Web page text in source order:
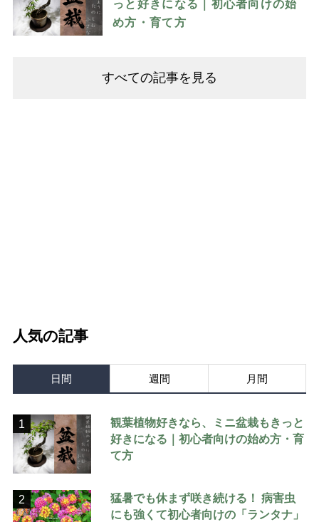
っと好きになる｜初心者向けの始
め方・育て方
すべての記事を見る
人気の記事
日間 週間 月間
1
観葉植物好きなら、ミニ盆栽もきっと
好きになる｜初心者向けの始め方・育
て方
2
猛暑でも休まず咲き続ける！ 病害虫
にも強くて初心者向けの「ランタナ」